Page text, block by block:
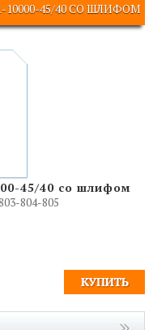
45/40 СО ШЛИФОМ
45/40 со шлифом
804-805